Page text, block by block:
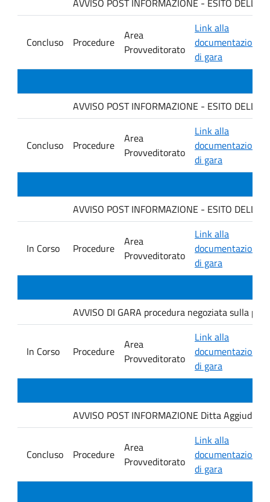
Concluso Procedure
Area
Provveditorato
Link alla
documentazione
di gara
AVVISO POST INFORMAZIONE - ESITO
Concluso Procedure
Area
Provveditorato
Link alla
documentazione
di gara
AVVISO POST INFORMAZIONE - ESITO
In Corso Procedure
Area
Provveditorato
Link alla
documentazione
di gara
AVVISO DI GARA procedura negoziata sulla
In Corso Procedure
Area
Provveditorato
Link alla
documentazione
di gara
AVVISO POST INFORMAZIONE Ditta
Concluso Procedure
Area
Provveditorato
Link alla
documentazione
di gara